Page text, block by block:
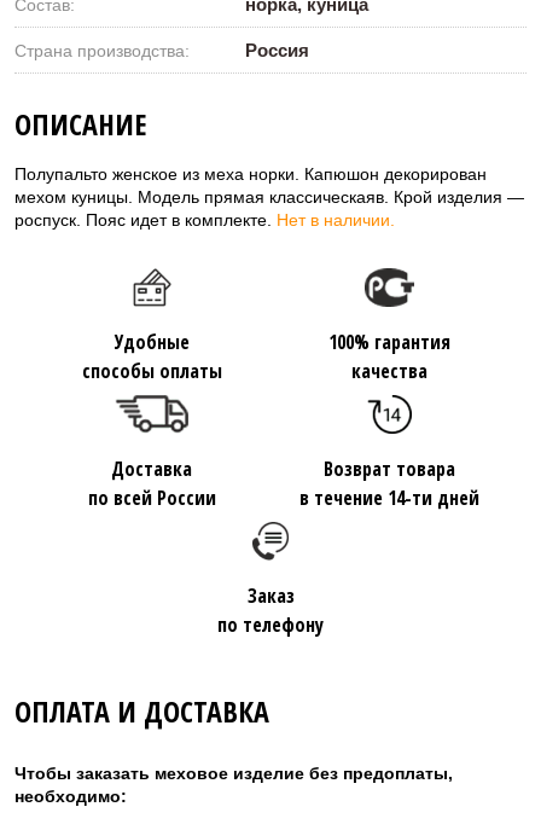
0 ₽
Состав:
Страна производства: Россия
ОПИСАНИЕ
Полупальто женское из меха норки. Капюшон декорирован
мехом куницы. Модель прямая классическаяв. Крой изделия —
роспуск. Пояс идет в комплекте. Нет в наличии.
Удобные
способы оплаты
100% гарантия
качества
Доставка
по всей России
Возврат товара
в течение 14-ти дней
Заказ
по телефону
ОПЛАТА И ДОСТАВКА
Чтобы заказать меховое изделие без предоплаты,
необходимо: